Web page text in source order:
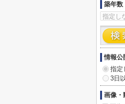
築年数
情報公
指定
3日
画像・